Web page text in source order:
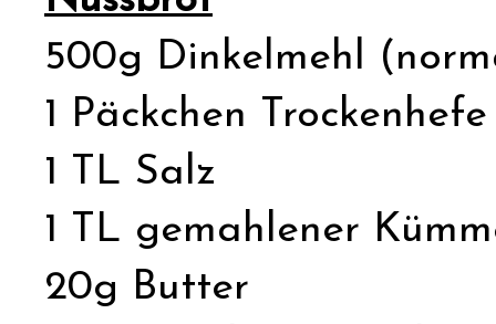
500g Dinkelmehl
1 Päckchen Trockenhefe
1 TL Salz
1 TL gemahlener
20g Butter